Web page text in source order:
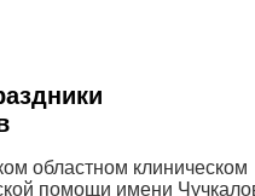
областном клиническом
помощи имени